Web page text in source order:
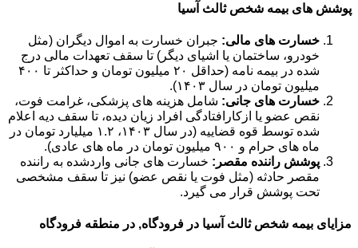
پوشش های بیمه شخص ثالث آسیا
خسارت های مالی: جبران خسارت به اموال دیگران (مثل
خودرو، ساختمان یا اشیای دیگر) تا سقف تعهدات مالی درج
شده در بیمه نامه (حداقل ۲۰ میلیون تومان و حداکثر تا ۴۰۰
میلیون تومان در سال ۱۴۰۳).
خسارت های جانی: شامل هزینه های پزشکی، غرامت فوت،
نقص عضو یا ازکارافتادگی افراد زیان دیده، تا سقف دیه اعلام
شده توسط قوه قضاییه (در سال ۱۴۰۳، ۱.۲ میلیارد تومان در
ماه های حرام و ۹۰۰ میلیون تومان در ماه های عادی).
پوشش راننده مقصر: خسارت های جانی واردشده به راننده
مقصر حادثه (مثل فوت یا نقص عضو) نیز تا سقف مشخصی
تحت پوشش قرار می گیرد.
مزایای بیمه شخص ثالث آسیا در فرودگاه, در منطقه فرودگاه